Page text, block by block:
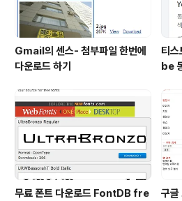
Gmail의 센스- 첨부파일 한번에
다운로드 하기
티
be
무료 폰트 다운로드 FontDB fre
구글